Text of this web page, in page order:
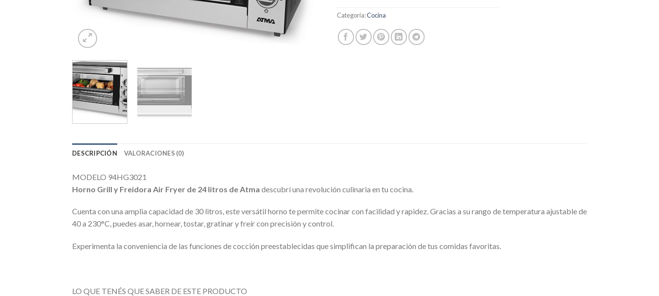
Categoría:Cocina
DESCRIPCIÓN VALORACIONES (0)
MODELO 94HG3021
Horno Grill y Freidora Air Fryer de 24 litros de Atma descubrí una revolución culinaria en tu cocina.
Cuenta con una amplia capacidad de 30 litros, este versátil horno te permite cocinar con facilidad y rapidez. Gracias a su rango de temperatura ajustable de
40 a 230°C, puedes asar, hornear, tostar, gratinar y freír con precisión y control.
Experimenta la conveniencia de las funciones de cocción preestablecidas que simplifican la preparación de tus comidas favoritas.
LO QUE TENÉS QUE SABER DE ESTE PRODUCTO